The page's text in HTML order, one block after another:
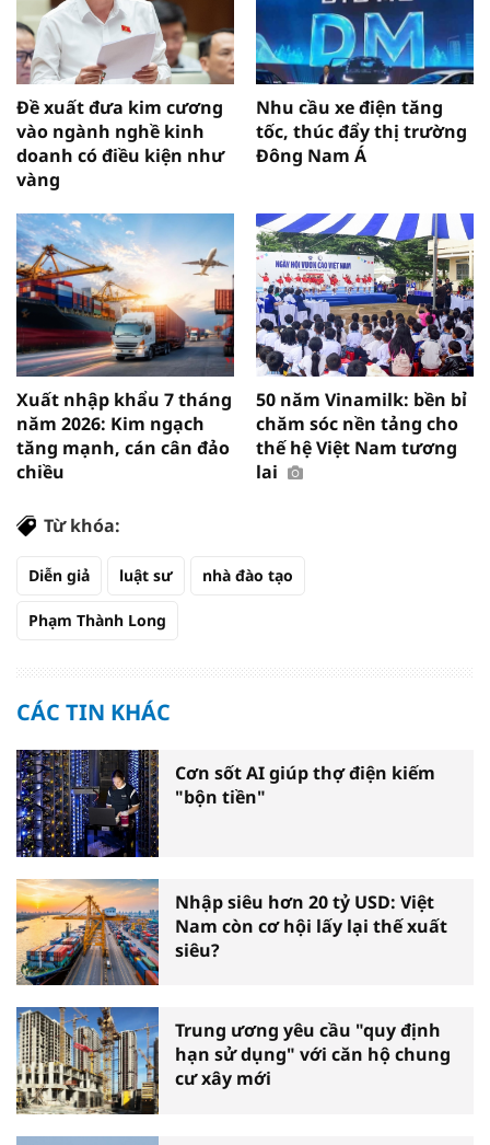
Đề xuất đưa kim cương
vào ngành nghề kinh
doanh có điều kiện như
vàng
Nhu cầu xe điện tăng
tốc, thúc đẩy thị trường
Đông Nam Á
Xuất nhập khẩu 7 tháng
năm 2026: Kim ngạch
tăng mạnh, cán cân đảo
chiều
50 năm Vinamilk: bền bỉ
chăm sóc nền tảng cho
thế hệ Việt Nam tương
lai
Từ khóa:
Diễn giả luật sư nhà đào tạo
Phạm Thành Long
CÁC TIN KHÁC
Cơn sốt AI giúp thợ điện kiếm
"bộn tiền"
Nhập siêu hơn 20 tỷ USD: Việt
Nam còn cơ hội lấy lại thế xuất
siêu?
Trung ương yêu cầu "quy định
hạn sử dụng" với căn hộ chung
cư xây mới